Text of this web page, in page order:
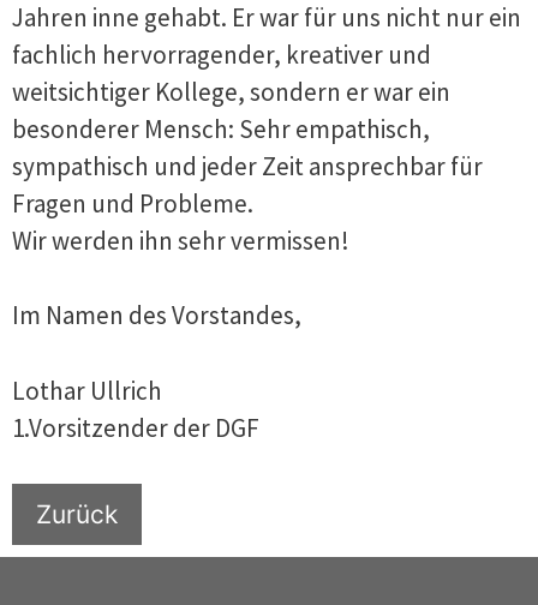
Jahren inne gehabt. Er war für uns nicht nur ein
fachlich hervorragender, kreativer und
weitsichtiger Kollege, sondern er war ein
besonderer Mensch: Sehr empathisch,
sympathisch und jeder Zeit ansprechbar für
Fragen und Probleme.
Wir werden ihn sehr vermissen!
Im Namen des Vorstandes,
Lothar Ullrich
1.Vorsitzender der DGF
Zurück